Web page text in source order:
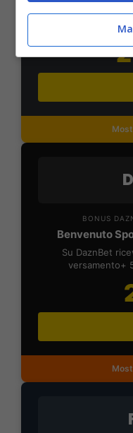
in Bonus
BONUS
Benvenuto
Su DaznBet
versamento+